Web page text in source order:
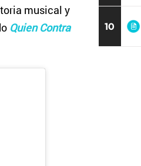
musical y
Quien Contra
10